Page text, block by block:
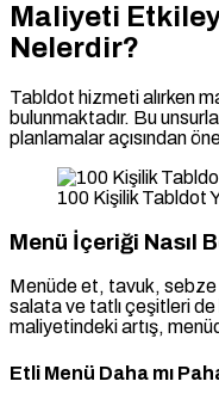
Maliyeti
Nelerdir?
Tabldot hizmeti alırken
bulunmaktadır. Bu
planlamalar açısından
100 Kişilik Tabldot
Menü İçeriği Nasıl
Menüde et, tavuk, sebze
salata ve tatlı çeşitleri de
maliyetindeki artış,
Etli Menü Daha mı